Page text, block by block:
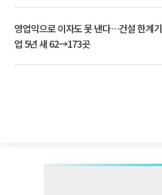
영업익으로 이자도 못 낸다…건설 한계기
업 5년 새 62→173곳